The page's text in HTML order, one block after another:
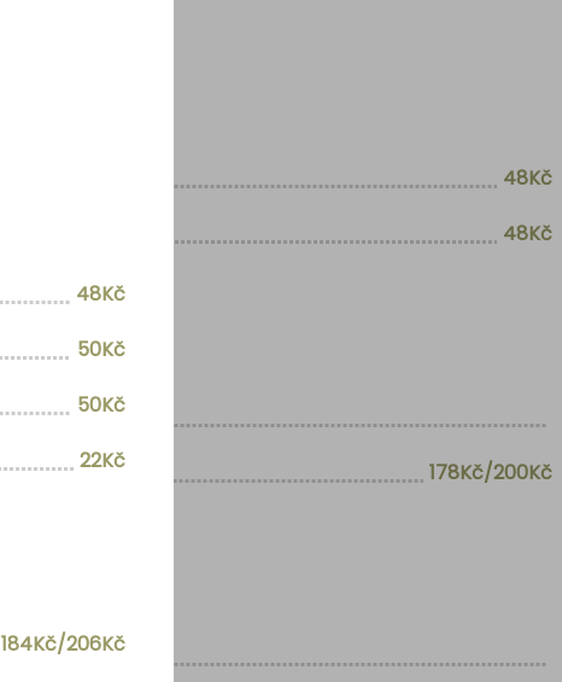
48Kč
48Kč
178Kč/200Kč
48Kč
50Kč
50Kč
22Kč
184Kč/206Kč